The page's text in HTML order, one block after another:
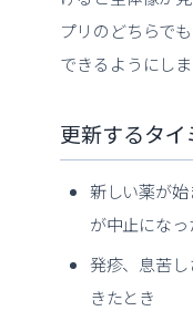
プリのどちらで
できるようにしま
更新するタイ
新しい薬が
が中止になっ
発疹、息苦
きたとき